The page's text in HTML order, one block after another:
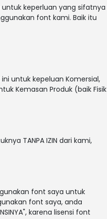
keperluan yang sifatnya
font kami. Baik itu
untuk kepeluan Komersial,
Kemasan Produk (baik Fisik
TANPA IZIN dari kami,
font saya untuk
font saya, anda
karena lisensi font